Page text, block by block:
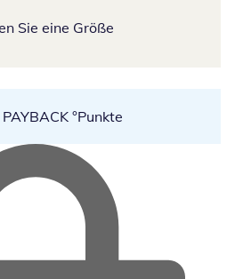
Sie eine Größe
PAYBACK °Punkte